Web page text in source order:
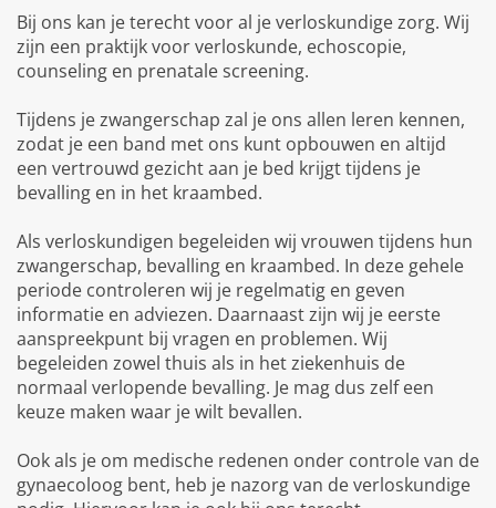
Bij ons kan je terecht voor al je verloskundige zorg. Wij
zijn een praktijk voor verloskunde, echoscopie,
counseling en prenatale screening.
Tijdens je zwangerschap zal je ons allen leren kennen,
zodat je een band met ons kunt opbouwen en altijd
een vertrouwd gezicht aan je bed krijgt tijdens je
bevalling en in het kraambed.
Als verloskundigen begeleiden wij vrouwen tijdens hun
zwangerschap, bevalling en kraambed. In deze gehele
periode controleren wij je regelmatig en geven
informatie en adviezen. Daarnaast zijn wij je eerste
aanspreekpunt bij vragen en problemen. Wij
begeleiden zowel thuis als in het ziekenhuis de
normaal verlopende bevalling. Je mag dus zelf een
keuze maken waar je wilt bevallen.
Ook als je om medische redenen onder controle van de
gynaecoloog bent, heb je nazorg van de verloskundige